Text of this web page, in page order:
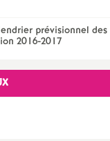
prévisionnel des
2016-2017